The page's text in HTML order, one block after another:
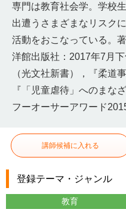
専門は教育社会学。学校
出遭うさまざまなリスク
活動をおこなっている。
洋館出版社：2017年7月
（光文社新書），『柔道
『「児童虐待」へのまな
フーオーサーアワード
講師候補に入れる
登録テーマ・ジャンル
教育